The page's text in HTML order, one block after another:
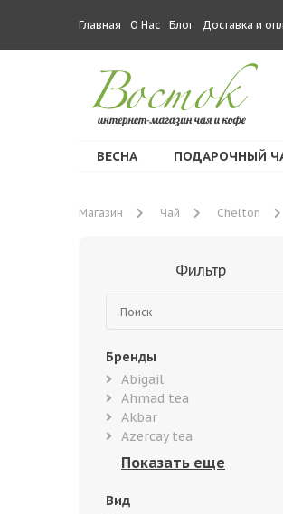
Главная О Нас Блог Доставка и
ВЕСНА ПОДАРОЧНЫЙ
Магазин Чай Chelton
Фильтр
Бренды
Abigail
Ahmad tea
Akbar
Azercay tea
Вид